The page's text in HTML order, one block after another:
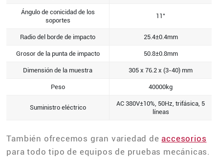
Ángulo de conicidad de los
soportes
11°
Radio del borde de impacto 25.4±0.4mm
Grosor de la punta de impacto 50.8±0.8mm
Dimensión de la muestra 305 x 76.2 x (3-40) mm
Peso 40000kg
Suministro eléctrico
AC 380V±10%, 50Hz, trifásica, 5
líneas
También ofrecemos gran variedad de accesorios
para todo tipo de equipos de pruebas mecánicas.